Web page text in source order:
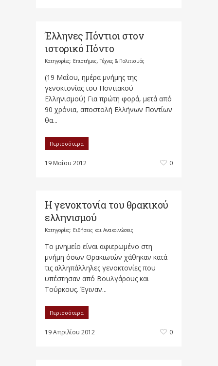
Έλληνες Πόντιοι στον
ιστορικό Πόντο
Κατηγορίες: Επιστήμες, Τέχνες & Πολιτισμός
(19 Μαΐου, ημέρα μνήμης της
γενοκτονίας του Ποντιακού
Ελληνισμού) Για πρώτη φορά, μετά από
90 χρόνια, αποστολή Ελλήνων Ποντίων
θα...
Περισσότερα
19 Μαΐου 2012 0
Η γενοκτονία του θρακικού
ελληνισμού
Κατηγορίες: Ειδήσεις και Ανακοινώσεις
Το μνημείο είναι αφιερωμένο στη
μνήμη όσων Θρακιωτών χάθηκαν κατά
τις αλληπάλληλες γενοκτονίες που
υπέστησαν από Βουλγάρους και
Τούρκους. Έγιναν...
Περισσότερα
19 Απριλίου 2012 0